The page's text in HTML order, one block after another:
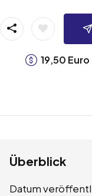
19,50 Euro
Überblick
Datum